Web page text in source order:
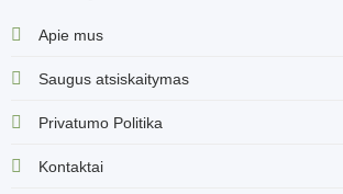
Apie mus
Saugus atsiskaitymas
Privatumo Politika
Kontaktai